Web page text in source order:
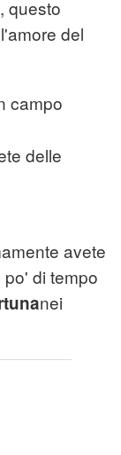
questo
del
campo
delle
avete
di tempo
nei